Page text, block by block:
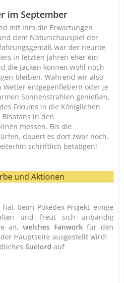
im September
mit ihm die Erwartungen
dem Naturschauspiel der
war der neunte
in letzten Jahren eher ein
die Jacken können wohl noch
bleiben. Während wir also
entgegenfiebern oder je
Sonnenstrahlen genießen,
Forums in die Königlichen
in den
messen. Bis die
dauert es dort zwar noch.
schriftlich betätigen!
und Aktionen
hat beim Pokédex-Projekt einige
und freut sich unbändig
an,welches Fanworkfür den
Hauptseite ausgestellt wird!
Suelord auf